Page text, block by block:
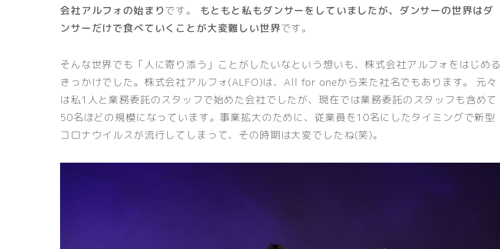
会社アルフォの始まりです。 もともと私もダンサーをしていましたが、ダンサーの世界はダ
ンサーだけで食べていくことが大変難しい世界です。
そんな世界でも「人に寄り添う」ことがしたいなという想いも、株式会社アルフォをはじめる
きっかけでした。株式会社アルフォ(ALFO)は、All for oneから来た社名でもあります。 元々
は私1人と業務委託のスタッフで始めた会社でしたが、現在では業務委託のスタッフも含めて
50名ほどの規模になっています。事業拡大のために、従業員を10名にしたタイミングで新型
コロナウイルスが流行してしまって、その時期は大変でしたね(笑)。